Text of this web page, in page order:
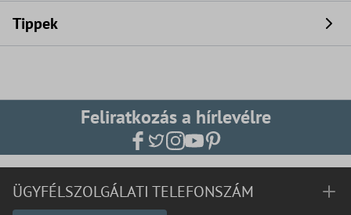
Tippek
Feliratkozás a hírlevélre
ÜGYFÉLSZOLGÁLATI TELEFONSZÁM